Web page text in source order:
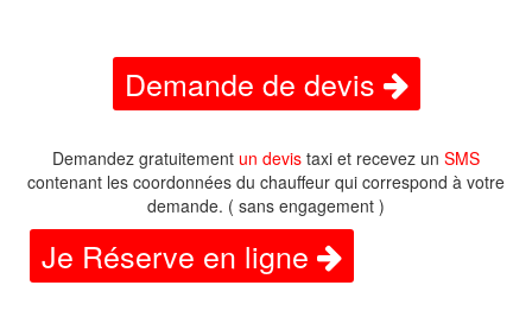
Demande de devis
Demandez gratuitement un devis taxi et recevez un SMS
contenant les coordonnées du chauffeur qui correspond à votre
demande. ( sans engagement )
Je Réserve en ligne